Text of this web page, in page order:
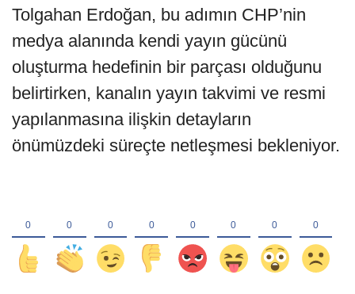
Tolgahan Erdoğan, bu adımın CHP’nin
medya alanında kendi yayın gücünü
oluşturma hedefinin bir parçası olduğunu
belirtirken, kanalın yayın takvimi ve resmi
yapılanmasına ilişkin detayların
önümüzdeki süreçte netleşmesi bekleniyor.